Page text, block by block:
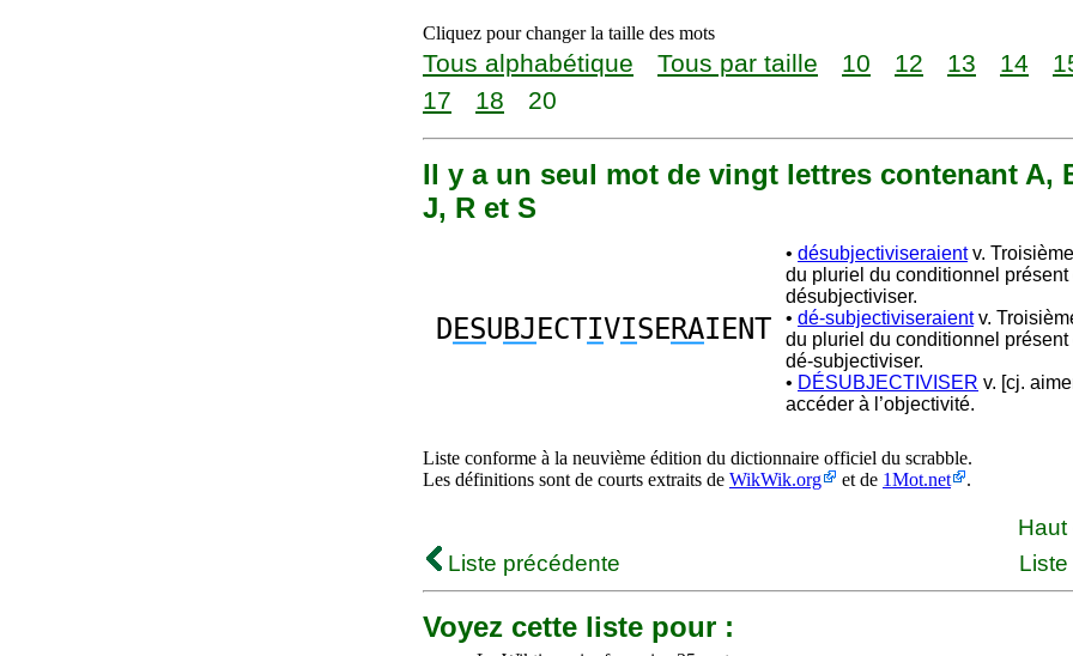
Cliquez pour changer la taille des mots
Tous alphabétique Tous par taille 10 12 13 14
17
18 20
Il y a un seul mot de vingt lettres contenant A,
J, R et S
DESUBJ ECTIVISERAIENT
• désubjectiviseraientv.
du pluriel du conditionnel présent
désubjectiviser.
• dé-subjectiviseraientv.
du pluriel du conditionnel présent
dé-subjectiviser.
• DÉSUBJECTIVISER v. [cj.
accéder à l’objectivité.
Liste conforme à la neuvième édition du dictionnaire officiel du scrabble.
Les définitions sont de courts extraits de WikWik.org et de 1Mot.net .
Haut
Liste précédente
Voyez cette liste pour :